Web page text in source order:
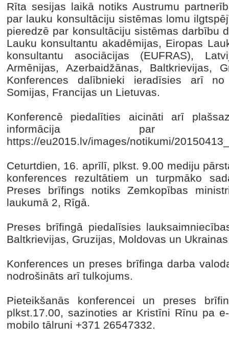
Rīta sesijas laikā notiks Austrumu
par lauku konsultāciju sistēmas lomu
pieredzē par konsultāciju sistēmas darbību
Lauku konsultantu akadēmijas, Eiropas
konsultantu asociācijas (EUFRAS),
Armēnijas, Azerbaidžānas, Baltkrievijas,
Konferences dalībnieki ieradīsies arī
Somijas, Francijas un Lietuvas.
Konferencē piedalīties aicināti arī
informācija par
https://eu2015.lv/images/notikumi/
Ceturtdien, 16. aprīlī, plkst. 9.00 mediju
konferences rezultātiem un turpmāko
Preses brīfings notiks Zemkopības
laukumā 2, Rīgā.
Preses brīfingā piedalīsies
Baltkrievijas, Gruzijas, Moldovas un
Konferences un preses brīfinga darba
nodrošināts arī tulkojums.
Pieteikšanās konferencei un preses
plkst.17.00, sazinoties ar Kristīni Rīnu pa
mobilo tālruni +371 26547332.